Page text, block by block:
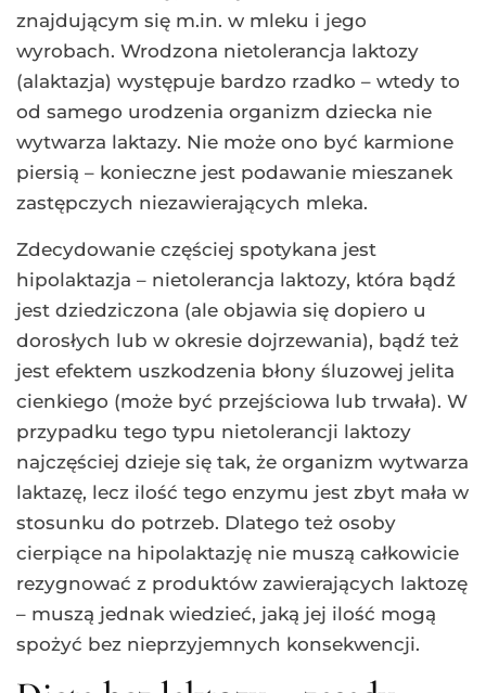
znajdującym się m.in. w mleku i jego
wyrobach. Wrodzona nietolerancja laktozy
(alaktazja) występuje bardzo rzadko – wtedy to
od samego urodzenia organizm dziecka nie
wytwarza laktazy. Nie może ono być karmione
piersią – konieczne jest podawanie mieszanek
zastępczych niezawierających mleka.
Zdecydowanie częściej spotykana jest
hipolaktazja – nietolerancja laktozy, która bądź
jest dziedziczona (ale objawia się dopiero u
dorosłych lub w okresie dojrzewania), bądź też
jest efektem uszkodzenia błony śluzowej jelita
cienkiego (może być przejściowa lub trwała). W
przypadku tego typu nietolerancji laktozy
najczęściej dzieje się tak, że organizm wytwarza
laktazę, lecz ilość tego enzymu jest zbyt mała w
stosunku do potrzeb. Dlatego też osoby
cierpiące na hipolaktazję nie muszą całkowicie
rezygnować z produktów zawierających laktozę
– muszą jednak wiedzieć, jaką jej ilość mogą
spożyć bez nieprzyjemnych konsekwencji.